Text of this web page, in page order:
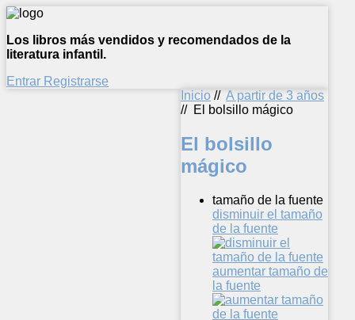
Los libros más vendidos y recomendados de la
literatura infantil.
Entrar Registrarse
Inicio // A partir de 3 años
// El bolsillo mágico
El bolsillo
mágico
tamaño de la fuente
disminuir el tamaño
de la fuente
aumentar tamaño de
la fuente